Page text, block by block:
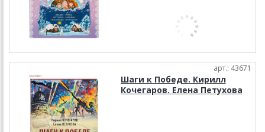
арт.: 43671
Шаги к Победе. Кирилл
Кочегаров. Елена Петухова